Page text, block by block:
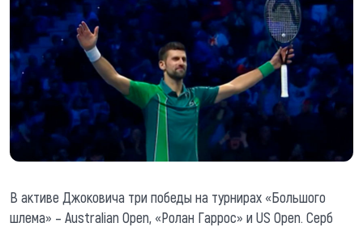
В активе Джоковича три победы на турнирах «Большого
шлема» – Australian Open, «Ролан Гаррос» и US Open. Серб